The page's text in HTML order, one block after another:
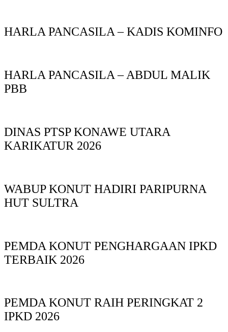
HARLA PANCASILA – KADIS KOMINFO
HARLA PANCASILA – ABDUL MALIK
PBB
DINAS PTSP KONAWE UTARA
KARIKATUR 2026
WABUP KONUT HADIRI PARIPURNA
HUT SULTRA
PEMDA KONUT PENGHARGAAN IPKD
TERBAIK 2026
PEMDA KONUT RAIH PERINGKAT 2
IPKD 2026